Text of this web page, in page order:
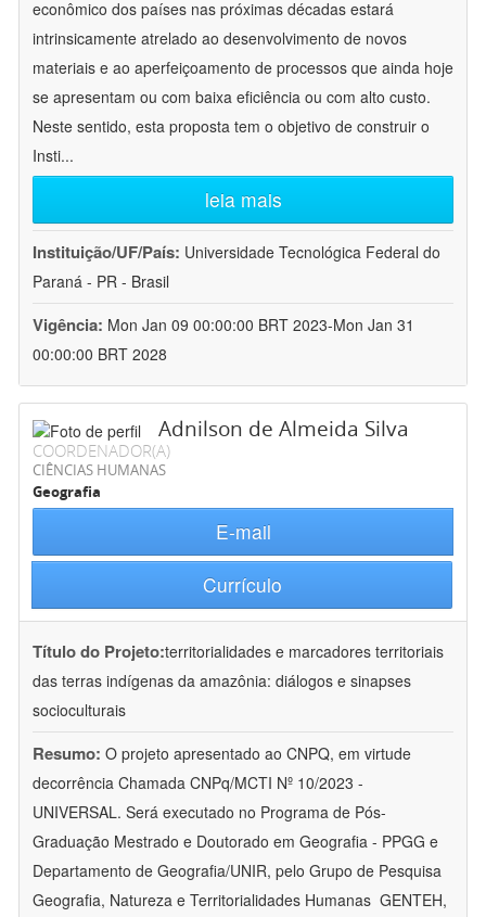
econômico dos países nas próximas décadas estará
intrinsicamente atrelado ao desenvolvimento de novos
materiais e ao aperfeiçoamento de processos que ainda hoje
se apresentam ou com baixa eficiência ou com alto custo.
Neste sentido, esta proposta tem o objetivo de construir o
Insti...
leia mais
Instituição/UF/País: Universidade Tecnológica Federal do
Paraná - PR - Brasil
Vigência: Mon Jan 09 00:00:00 BRT 2023-Mon Jan 31
00:00:00 BRT 2028
Adnilson de Almeida Silva
COORDENADOR(A)
CIÊNCIAS HUMANAS
Geografia
E-mail
Currículo
Título do Projeto:territorialidades e marcadores territoriais
das terras indígenas da amazônia: diálogos e sinapses
socioculturais
Resumo: O projeto apresentado ao CNPQ, em virtude
decorrência Chamada CNPq/MCTI Nº 10/2023 -
UNIVERSAL. Será executado no Programa de Pós-
Graduação Mestrado e Doutorado em Geografia - PPGG e
Departamento de Geografia/UNIR, pelo Grupo de Pesquisa
Geografia, Natureza e Territorialidades Humanas  GENTEH,